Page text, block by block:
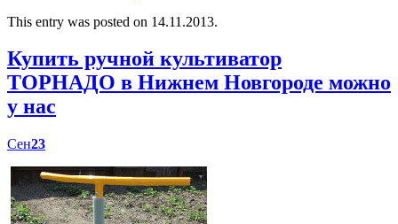
This entry was posted on 14.11.2013.
Купить ручной культиватор
ТОРНАДО в Нижнем Новгороде можно
у нас
Сен23